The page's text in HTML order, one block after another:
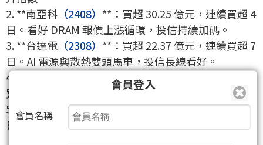
2. **南亞科 （2408） **：買超 30.25 億元，連續買超 4
日。看好 DRAM 報價上漲循環，投信持續加碼。
3. **台達電 （2308） **：買超 22.37 億元，連續買超 7
日。AI 電源與散熱雙頭馬車，投信長線看好。
4. **日月光投控
（3711） **：買超 20.13 億元，連續
買超 10 日。先進封裝需求強勁，投信堅定買超。
5. **創意（3443）**：買超 19.74 億元，連續買超 5
日。ASIC 晶片需求看旺，投信積極布局 IP 族群。
會員登入
會員名稱